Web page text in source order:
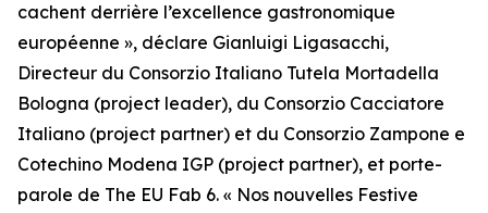
cachent derrière l’excellence gastronomique
européenne », déclare Gianluigi Ligasacchi,
Directeur du Consorzio Italiano Tutela Mortadella
Bologna (project leader), du Consorzio Cacciatore
Italiano (project partner) et du Consorzio Zampone e
Cotechino Modena IGP (project partner), et porte-
parole de The EU Fab 6. « Nos nouvelles Festive